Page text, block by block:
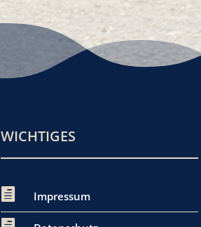
WICHTIGES
 Impressum